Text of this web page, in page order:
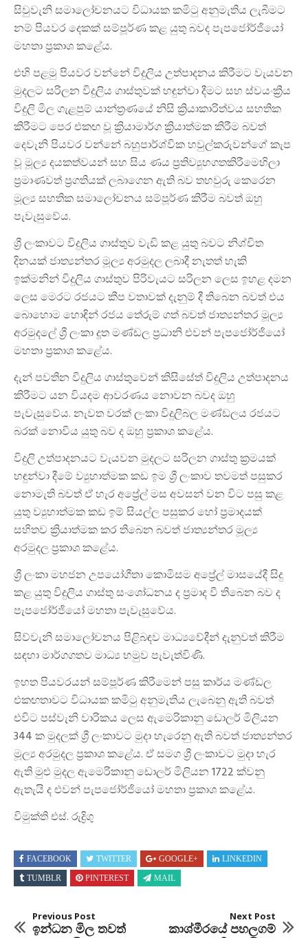
සිවුවැනි සමාලෝචනයට විධායක කමිටු අනුමැතිය ලැබීමට
නම් පියවර දෙකක් සම්පූර්ණ කළ යුතු බවද පැපජෝර්ජියෝ
මහතා ප්‍රකාශ කළේය.
එහි පළමු පියවර වන්නේ විදුලිය උත්පාදනය කිරීමට වැයවන
මුදලට සරිලන විදුලිය ගාස්තුවක් හඳුන්වා දීමට සහ ස්වයංක්‍රීය
විදුලි මිල ගැළපුම් යාන්ත්‍රණයේ නිසි ක්‍රියාකාරිත්වය සහතික
කිරීමට පෙර එකඟ වූ ක්‍රියාමාර්ග ක්‍රියාත්මක කිරීම බවත්
දෙවැනි පියවර වන්නේ බහුපාර්ශ්වික හවුල්කරුවන්ගේ කැප
වූ මූල්‍ය දයකත්වයන් සහ සිය ණය ප්‍රතිව්‍යුහගතකිරීමෙහිලා
ප්‍රමාණවත් ප්‍රගතියක් ලබාගෙන ඇති බව තහවුරු කෙරෙන
මූල්‍ය සහතික සමාලෝචනය සම්පූර්ණ කිරීම බවත් ඔහු
පැවැසුවේය.
ශ්‍රී ලංකාවට විදුලිය ගාස්තුව වැඩි කළ යුතු බවට නිශ්චිත
දිනයක් ජාත්‍යන්තර මූල්‍ය අරමුදල ලබාදී නැතත් හැකි
ඉක්මනින් විදුලිය ගාස්තුව පිරිවැයට සරිලන ලෙස ඉහළ දමන
ලෙස මෙරට රජයට කීප වතාවක් දැනුම් දී තිබෙන බවත් එය
බොහොම හොඳින් රජය තේරුම් ගත් බවත් ජාත්‍යන්තර මූල්‍ය
අරමුදලේ ශ්‍රී ලංකා දූත මණ්ඩල ප්‍රධානි එවන් පැපජෝර්ජියෝ
මහතා ප්‍රකාශ කළේය.
දැන් පවතින විදුලිය ගාස්තුවෙන් කිසිසේත් විදුලිය උත්පාදනය
කිරීමට යන වියදම ආවරණය නොවන බවද ඔහු
පැවැසුවේය. නැවත වරක් ලංකා විදුලිබල මණ්ඩලය රජයට
බරක් නොවිය යුතු බව ද ඔහු ප්‍රකාශ කළේය.
විදුලි උත්පාදනයට වැයවන මුදලට සරිලන ගාස්තු ක්‍රමයක්
හඳුන්වා දීමේ ව්‍යුහාත්මක කඩ ඉම ශ්‍රී ලංකාව තවමත් පසුකර
නොමැති බවත් ඒ හැර අප්‍රේල් මස අවසන් වන විට පසු කළ
යුතු ව්‍යුහාත්මක කඩ ඉම් සියල්ල පසුකර හෝ ප්‍රමාදයක්
සහිතව ක්‍රියාත්මක කර තිබෙන බවත් ජාත්‍යන්තර මූල්‍ය
අරමුදල ප්‍රකාශ කළේය.
ශ්‍රී ලංකා මහජන උපයෝගීතා කොමිසම අප්‍රේල් මාසයේදී සිදු
කළ යුතු විදුලිය ගාස්තු සංශෝධනය ද ප්‍රමාද වී තිබෙන බව ද
පැපජෝර්ජියෝ මහතා පැවැසුවේය.
සිව්වැනි සමාලෝචනය පිළිබඳව මාධ්‍යවේදීන් දැනුවත් කිරීම
සඳහා මාර්ගගතව මාධ්‍ය හමුව පැවැත්විණි.
ඉහත පියවරයන් සම්පූර්ණ කිරීමෙන් පසු කාර්ය මණ්ඩල
එකඟතාවට විධායක කමිටු අනුමැතිය ලැබෙනු ඇති බවත්
එවිට පස්වැනි වාරිකය ලෙස ඇමෙරිකානු ඩොලර් මිලියන
344 ක මුදලක් ශ්‍රී ලංකාවට මුදා හැරෙනු ඇති බවත් ජාත්‍යන්තර
මූල්‍ය අරමුදල ප්‍රකාශ කළේය. ඒ සමග ශ්‍රී ලංකාවට මුදා හැර
ඇති මුළු මුදල ඇමෙරිකානු ඩොලර් මිලියන 1722 ක්වනු
ඇතැයි ද එවන් පැපජෝර්ජියෝ මහතා ප්‍රකාශ කළේය.
විමුක්ති එස්. රුද්‍රිගු
FACEBOOK TWITTER GOOGLE+
LINKEDIN
TUMBLR
PINTEREST MAIL
Previous Post
ඉන්ධන මිල තවත්
Next Post
කාශ්මීරයේ පහලගම්